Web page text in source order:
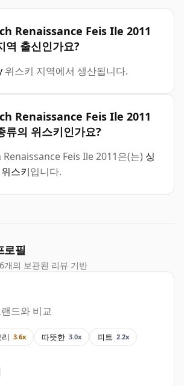
Renaissance Feis Ile 2011
역 출신인가요?
위스키 지역에서 생산됩니다.
Renaissance Feis Ile 2011
류의 위스키인가요?
Feis Ile 2011은(는) 싱
스키입니다.
로필
개의 보관된 리뷰 기반
드와 비교
3.6x 따뜻한 3.0x 피트 2.2x